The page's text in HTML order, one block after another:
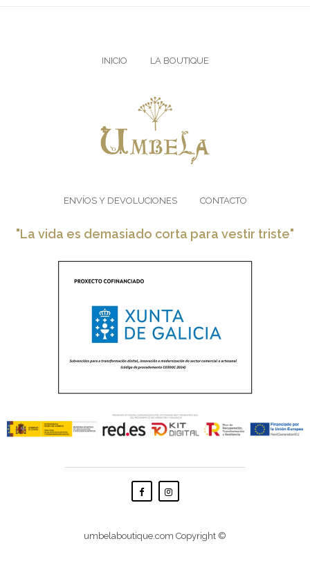
INICIO LA BOUTIQUE
ENVÍOS Y DEVOLUCIONES CONTACTO
"La vida es demasiado corta para vestir triste"
Facebook
umbelaboutique.com Copyright ©